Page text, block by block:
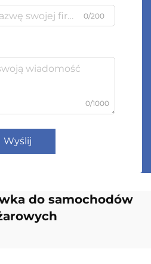
0/200
0/1000
Wyślij
do samochodów